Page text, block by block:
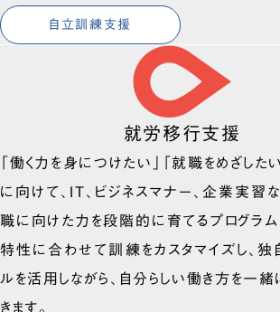
自立訓練支援
就労移行支援
「働く力を身につけたい」「就職をめざした
に向けて、IT、ビジネスマナー、企業実習
職に向けた力を段階的に育てるプログラム
特性に合わせて訓練をカスタマイズし、独
ルを活用しながら、自分らしい働き方を一
きます。